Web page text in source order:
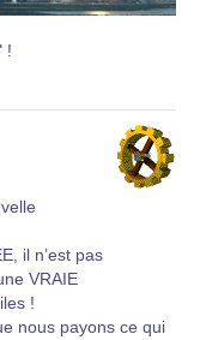
!
il n’est pas
VRAIE
!
nous payons ce qui